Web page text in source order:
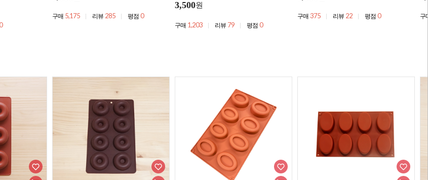
구매 5,175 리뷰 285 평점 0
3,500원
구매 1,203 리뷰 79 평점 0
구매 375 리뷰 22 평점 0 구